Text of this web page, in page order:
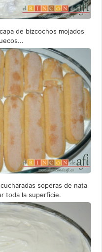
de bizcochos mojados
soperas de nata
toda la superficie.